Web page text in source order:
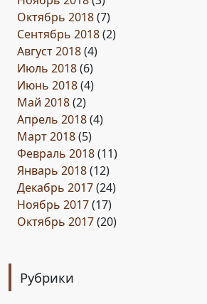
Октябрь 2018(7)
Сентябрь 2018(2)
Август 2018(4)
Июль 2018(6)
Июнь 2018(4)
Май 2018(2)
Апрель 2018(4)
Март 2018(5)
Февраль 2018(11)
Январь 2018(12)
Декабрь 2017(24)
Ноябрь 2017(17)
Октябрь 2017(20)
Рубрики